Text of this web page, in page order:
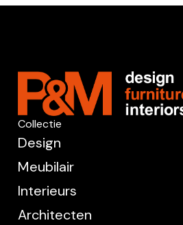
Collectie
Design
Meubilair
Interieurs
Architecten